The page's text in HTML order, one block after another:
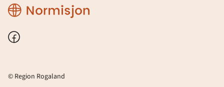
Region
Rogaland
Facebook
© Region Rogaland